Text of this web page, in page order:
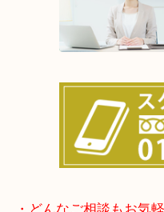
店舗の裏にコインパ
も大歓迎！
事前にご連絡をいた
終了後の査定も可能